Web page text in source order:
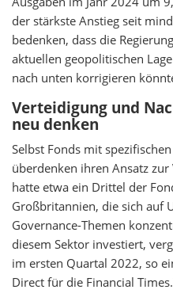
der stärkste Anstieg seit
bedenken, dass die
aktuellen geopolitischen
nach unten korrigieren
Verteidigung und
neu denken
Selbst Fonds mit
überdenken ihren Ansatz
hatte etwa ein Drittel der
Großbritannien, die sich auf
Governance-Themen
diesem Sektor investiert,
im ersten Quartal 2022, so
Direct für die Financial Times.